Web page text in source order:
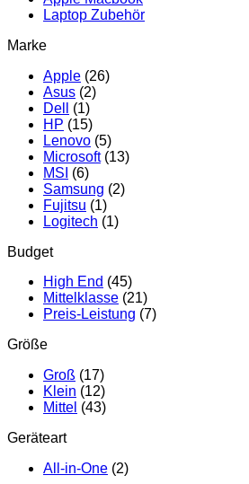
Laptop Zubehör
Marke
Apple (26)
Asus (2)
Dell
(1)
HP (15)
Lenovo (5)
Microsoft (13)
MSI (6)
Samsung (2)
Fujitsu (1)
Logitech (1)
Budget
High End (45)
Mittelklasse (21)
Preis-Leistung (7)
Größe
Groß (17)
Klein (12)
Mittel (43)
Geräteart
All-in-One (2)